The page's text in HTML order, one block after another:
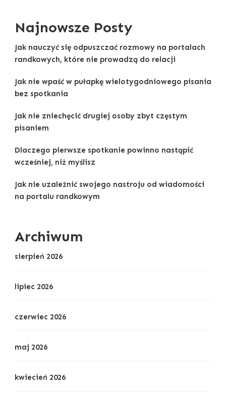
Najnowsze Posty
Jak nauczyć się odpuszczać rozmowy na portalach
randkowych, które nie prowadzą do relacji
Jak nie wpaść w pułapkę wielotygodniowego pisania
bez spotkania
Jak nie zniechęcić drugiej osoby zbyt częstym
pisaniem
Dlaczego pierwsze spotkanie powinno nastąpić
wcześniej, niż myślisz
Jak nie uzależnić swojego nastroju od wiadomości
na portalu randkowym
Archiwum
sierpień 2026
lipiec 2026
czerwiec 2026
maj 2026
kwiecień 2026